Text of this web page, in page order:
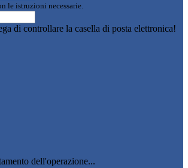
le istruzioni necessarie.
di controllare la casella di posta elettronica!
dell'operazione...